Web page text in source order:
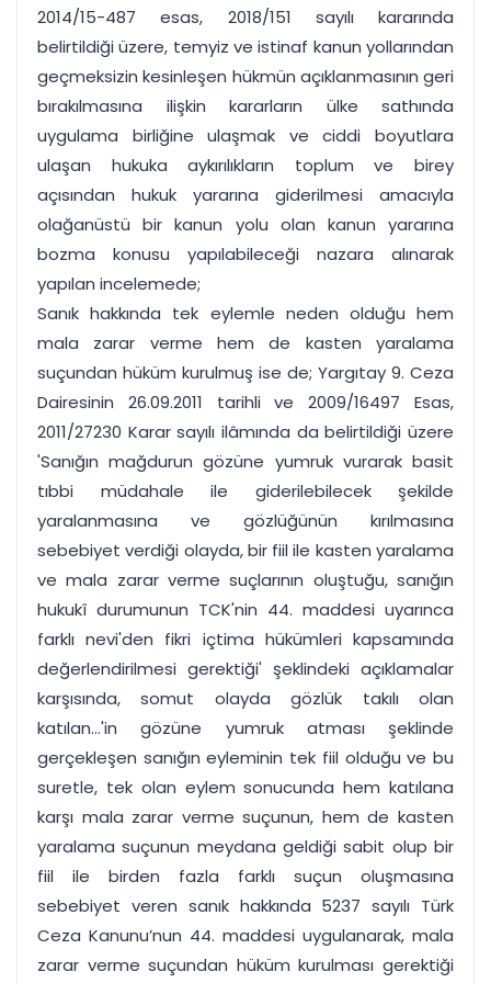
2014/15-487 esas, 2018/151 sayılı kararında
belirtildiği üzere, temyiz ve istinaf kanun yollarından
geçmeksizin kesinleşen hükmün açıklanmasının geri
bırakılmasına ilişkin kararların ülke sathında
uygulama birliğine ulaşmak ve ciddi boyutlara
ulaşan hukuka aykırılıkların toplum ve birey
açısından hukuk yararına giderilmesi amacıyla
olağanüstü bir kanun yolu olan kanun yararına
bozma konusu yapılabileceği nazara alınarak
yapılan incelemede;
Sanık hakkında tek eylemle neden olduğu hem
mala zarar verme hem de kasten yaralama
suçundan hüküm kurulmuş ise de; Yargıtay 9. Ceza
Dairesinin 26.09.2011 tarihli ve 2009/16497 Esas,
2011/27230 Karar sayılı ilâmında da belirtildiği üzere
'Sanığın mağdurun gözüne yumruk vurarak basit
tıbbi müdahale ile giderilebilecek şekilde
yaralanmasına ve gözlüğünün kırılmasına
sebebiyet verdiği olayda, bir fiil ile kasten yaralama
ve mala zarar verme suçlarının oluştuğu, sanığın
hukukî durumunun TCK'nin 44. maddesi uyarınca
farklı nevi'den fikri içtima hükümleri kapsamında
değerlendirilmesi gerektiği' şeklindeki açıklamalar
karşısında, somut olayda gözlük takılı olan
katılan...'in gözüne yumruk atması şeklinde
gerçekleşen sanığın eyleminin tek fiil olduğu ve bu
suretle, tek olan eylem sonucunda hem katılana
karşı mala zarar verme suçunun, hem de kasten
yaralama suçunun meydana geldiği sabit olup bir
fiil ile birden fazla farklı suçun oluşmasına
sebebiyet veren sanık hakkında 5237 sayılı Türk
Ceza Kanunu’nun 44. maddesi uygulanarak, mala
zarar verme suçundan hüküm kurulması gerektiği